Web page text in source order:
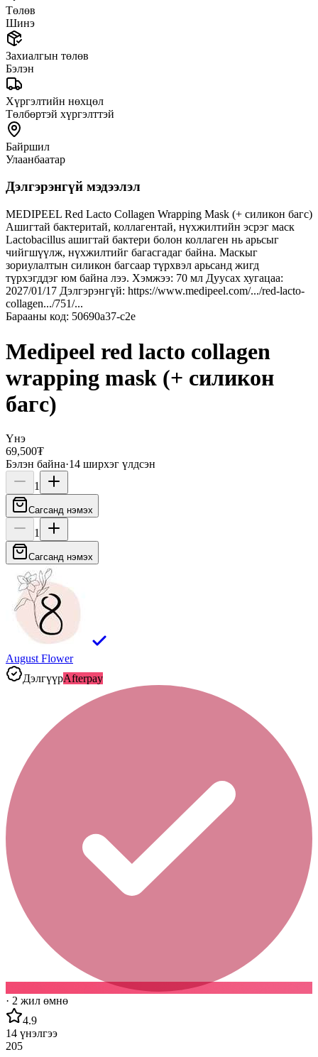
Төлөв
Шинэ
Захиалгын төлөв
Бэлэн
Хүргэлтийн нөхцөл
Төлбөртэй хүргэлттэй
Байршил
Улаанбаатар
Дэлгэрэнгүй мэдээлэл
MEDIPEEL Red Lacto Collagen Wrapping Mask (+ силикон багс)
Ашигтай бактеритай, коллагентай, нүхжилтийн эсрэг маск
Lactobacillus ашигтай бактери болон коллаген нь арьсыг
чийгшүүлж, нүхжилтийг багасгадаг байна. Маскыг
зориулалтын силикон багсаар түрхвэл арьсанд жигд
түрхэгддэг юм байна лээ. Хэмжээ: 70 мл Дуусах хугацаа:
2027/01/17 Дэлгэрэнгүй: https://www.medipeel.com/.../red-lacto-
collagen.../751/...
Барааны код: 50690a37-c2e
Medipeel red lacto collagen
wrapping mask (+ силикон
багс)
Үнэ
69,500₮
Бэлэн байна·14 ширхэг үлдсэн
1
Сагсанд нэмэх
1
Сагсанд нэмэх
August Flower
ДэлгүүрAfterpay
· 2 жил өмнө
4.9
14 үнэлгээ
205